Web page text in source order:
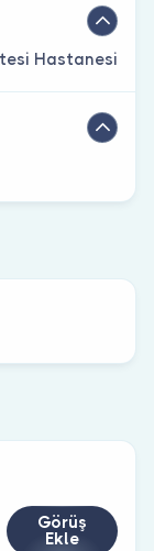
Hastanesi
Görüş
Ekle